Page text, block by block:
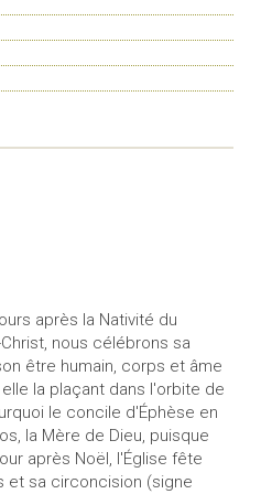
après la Nativité du
nous célébrons sa
être humain, corps et âme
la plaçant dans l'orbite de
le concile d'Éphèse en
la Mère de Dieu, puisque
après Noël, l'Église fête
et sa circoncision (signe